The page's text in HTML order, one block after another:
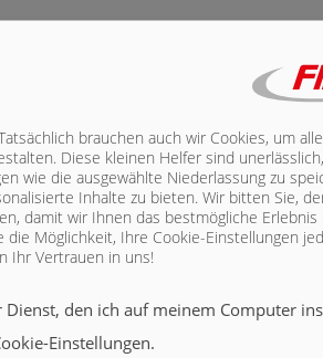
Rückwand)
brauchen auch wir Cookies, um
Diese kleinen Helfer sind
wie die ausgewählte Niederlassung zu
Inhalte zu bieten. Wir bitten Sie,
damit wir Ihnen das bestmögliche Erlebnis
die Möglichkeit, Ihre Cookie-Einstellungen
Ihr Vertrauen in uns!
Dienst, den ich auf meinem Computer
Einstellungen.